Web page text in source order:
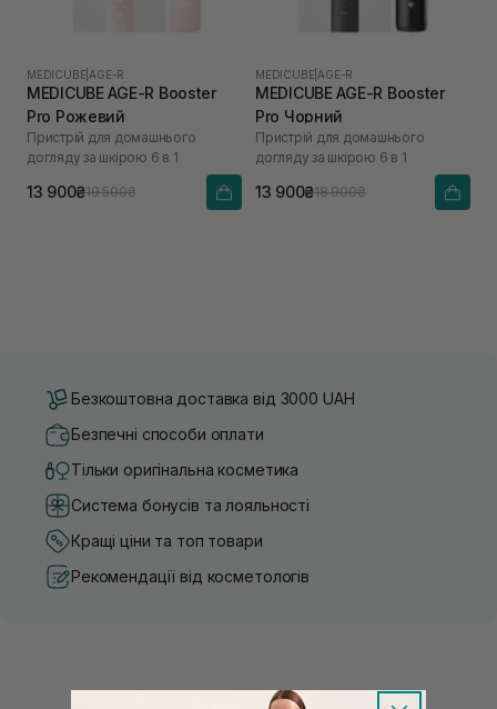
MEDICUBE AGE-R
MEDICUBE AGE-R Booster
Pro Рожевий
Пристрій для домашнього
догляду за шкірою 6 в 1
13 900₴19 500₴
MEDICUBE AGE-R
MEDICUBE AGE-R Booster
Pro Чорний
Пристрій для домашнього
догляду за шкірою 6 в 1
13 900₴18 900₴
Безкоштовна доставка від 3000 UAH
Безпечні способи оплати
Тільки оригінальна косметика
Система бонусів та лояльності
Кращі ціни та топ товари
Рекомендації від косметологів